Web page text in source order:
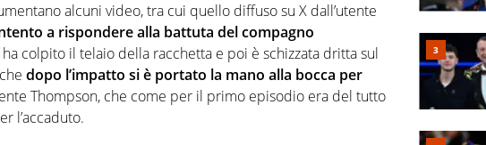
alcuni video, tra cui quello diffuso su X dall’utente
a rispondere alla battuta del compagno
ha colpito il telaio della racchetta e poi è schizzata dritta sul
dopo l’impatto si è portato la mano alla bocca per
Thompson, che come per il primo episodio era del tutto
l’accaduto.